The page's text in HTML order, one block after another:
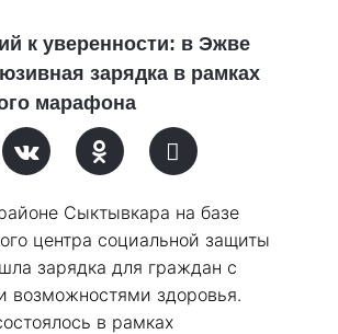
к уверенности: в Эжве
зарядка в рамках
марафона
Сыктывкара на базе
центра социальной защиты
зарядка для граждан с
возможностями здоровья.
в рамках